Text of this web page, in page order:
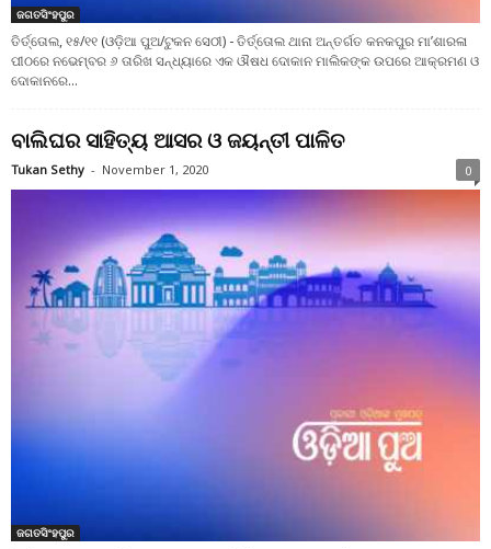
ଜଗତସିଂହପୁର
ତିର୍ତ୍ତୋଲ, ୧୫/୧୧ (ଓଡ଼ିଆ ପୁଅ/ଟୁକନ ସେଠୀ) - ତିର୍ତ୍ତୋଲ ଥାନା ଅନ୍ତର୍ଗତ କନକପୁର ମା’ଶାରଳା
ପୀଠରେ ନଭେମ୍ବର ୬ ତାରିଖ ସନ୍ଧ୍ୟାରେ ଏକ ଔଷଧ ଦୋକାନ ମାଲିକଙ୍କ ଉପରେ ଆକ୍ରମଣ ଓ
ଦୋକାନରେ...
ବାଲିଘର ସାହିତ୍ୟ ଆସର ଓ ଜୟନ୍ତୀ ପାଳିତ
Tukan Sethy - November 1, 2020 0
ଜଗତସିଂହପୁର